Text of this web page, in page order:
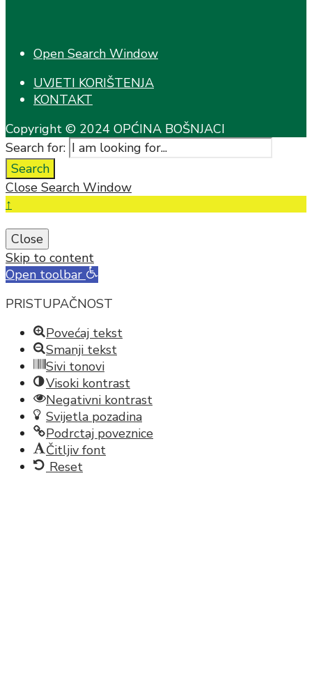
Open Search Window
UVJETI KORIŠTENJA
KONTAKT
Copyright © 2024 OPĆINA BOŠNJACI
Search for:
Search
Close Search Window
↑
Close
Skip to content
Open toolbar
PRISTUPAČNOST
Povećaj tekst
Smanji tekst
Sivi tonovi
Visoki kontrast
Negativni kontrast
Svijetla pozadina
Podrctaj poveznice
Čitljiv font
Reset